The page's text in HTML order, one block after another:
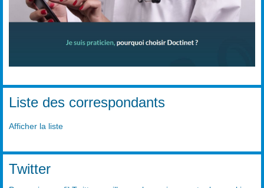
Liste des correspondants
Afficher la liste
Twitter